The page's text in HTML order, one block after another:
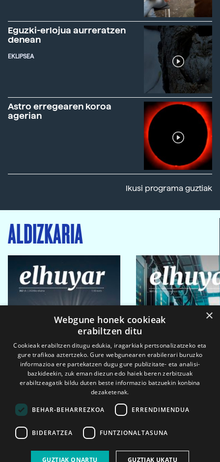
Eguzki-erlojua aurreratzen
denean
EKLIPSEA
Astro erregearen koroa
agerian
Ikusi programa guztiak
ALDIZKARIA
2026ko eka. 1a 2026ko mar. 1a
×
Webgune honek cookieak
erabiltzen ditu
Cookieak erabiltzen ditugu edukia, iragarkiak pertsonalizatzeko eta
gure trafikoa aztertzeko. Gure webgunearen erabilerari buruzko
informazioa ere partekatzen dugu gure publizitate- eta analisi-
bazkideekin, zuk eman diezun edo haiek beren zerbitzuak
erabiltzeagatik bildu duten beste informazio batzuekin konbina
dezaketenak.
BEHAR-BEHARREZKOA ERRENDIMENDUA
BIDERATZEA FUNTZIONALTASUNA
GUZTIAK ONARTU GUZTIAK UKATU